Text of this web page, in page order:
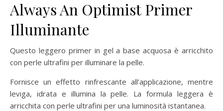
Always An Optimist Primer
Illuminante
Questo leggero primer in gel a base acquosa è arricchito
con perle ultrafini per illuminare la pelle.
Fornisce un effetto rinfrescante all’applicazione, mentre
leviga, idrata e illumina la pelle. La formula leggera è
arricchita con perle ultrafini per una luminosità istantanea.